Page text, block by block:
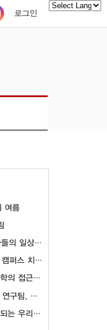
로그인
여름
일상은?
공백 여전해
성을 묻다
화 기술 개발
우리 사회